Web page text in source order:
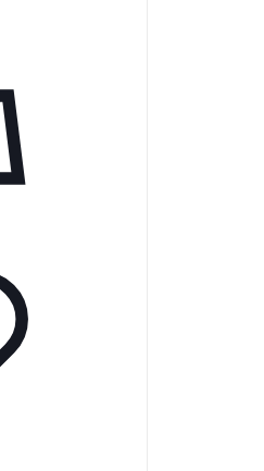
воздух в
или на
свободные
клеточный
ионы